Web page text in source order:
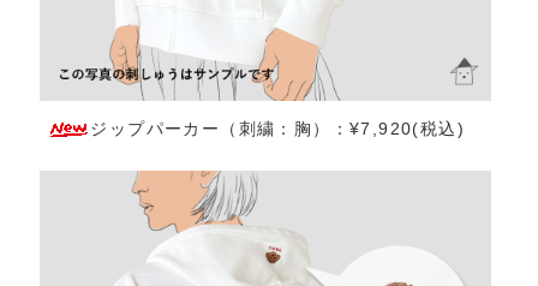
ジップパーカー（刺繍：胸）：¥7,920(税込)